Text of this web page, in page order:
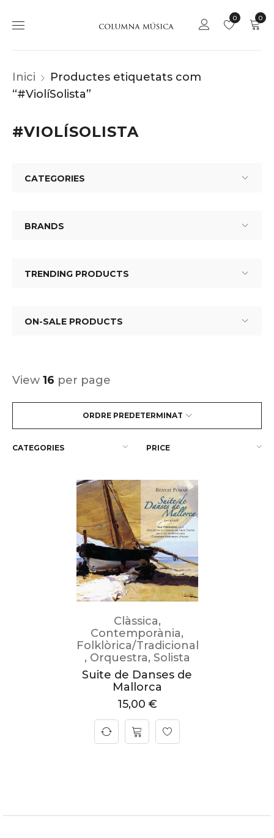
0
0
Inici
Productes etiquetats com
“#ViolíSolista”
#VIOLÍSOLISTA
CATEGORIES
BRANDS
TRENDING PRODUCTS
ON-SALE PRODUCTS
ORDRE PREDETERMINAT
View 16 per page
CATEGORIES PRICE
Clàssica,
Contemporània,
Folklòrica/Tradicional
, Orquestra, Solista
Suite de Danses de
Mallorca
15,00 €